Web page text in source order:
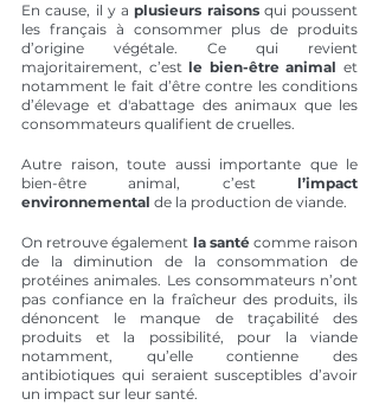
En cause, il y a plusieurs raisons qui poussent
les français à consommer plus de produits
d’origine végétale. Ce qui revient
majoritairement, c’est le bien-être animal et
notamment le fait d’être contre les conditions
d’élevage et d'abattage des animaux que les
consommateurs qualifient de cruelles.
Autre raison, toute aussi importante que le
bien-être animal, c’est l’impact
environnemental de la production de viande.
On retrouve également la santé comme raison
de la diminution de la consommation de
protéines animales. Les consommateurs n’ont
pas confiance en la fraîcheur des produits, ils
dénoncent le manque de traçabilité des
produits et la possibilité, pour la viande
notamment, qu’elle contienne des
antibiotiques qui seraient susceptibles d’avoir
un impact sur leur santé.